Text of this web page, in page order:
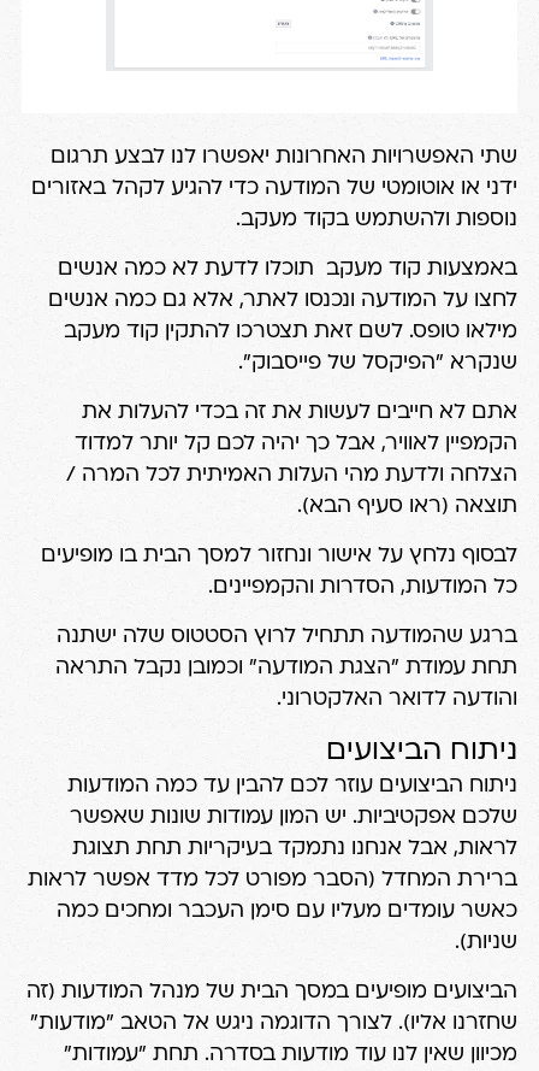
שתי האפשרויות האחרונות יאפשרו לנו לבצע תרגום
ידני או אוטומטי של המודעה כדי להגיע לקהל באזורים
נוספות ולהשתמש בקוד מעקב.
באמצעות קוד מעקב תוכלו לדעת לא כמה אנשים
לחצו על המודעה ונכנסו לאתר, אלא גם כמה אנשים
מילאו טופס. לשם זאת תצטרכו להתקין קוד מעקב
שנקרא "הפיקסל של פייסבוק".
אתם לא חייבים לעשות את זה בכדי להעלות את
הקמפיין לאוויר, אבל כך יהיה לכם קל יותר למדוד
הצלחה ולדעת מהי העלות האמיתית לכל המרה /
תוצאה (ראו סעיף הבא).
לבסוף נלחץ על אישור ונחזור למסך הבית בו מופיעים
כל המודעות, הסדרות והקמפיינים.
ברגע שהמודעה תתחיל לרוץ הסטטוס שלה ישתנה
תחת עמודת "הצגת המודעה" וכמובן נקבל התראה
והודעה לדואר האלקטרוני.
ניתוח הביצועים
ניתוח הביצועים עוזר לכם להבין עד כמה המודעות
שלכם אפקטיביות. יש המון עמודות שונות שאפשר
לראות, אבל אנחנו נתמקד בעיקריות תחת תצוגת
ברירת המחדל (הסבר מפורט לכל מדד אפשר לראות
כאשר עומדים מעליו עם סימן העכבר ומחכים כמה
שניות).
הביצועים מופיעים במסך הבית של מנהל המודעות (זה
שחזרנו אליו). לצורך הדוגמה ניגש אל הטאב "מודעות"
מכיוון שאין לנו עוד מודעות בסדרה. תחת "עמודות"